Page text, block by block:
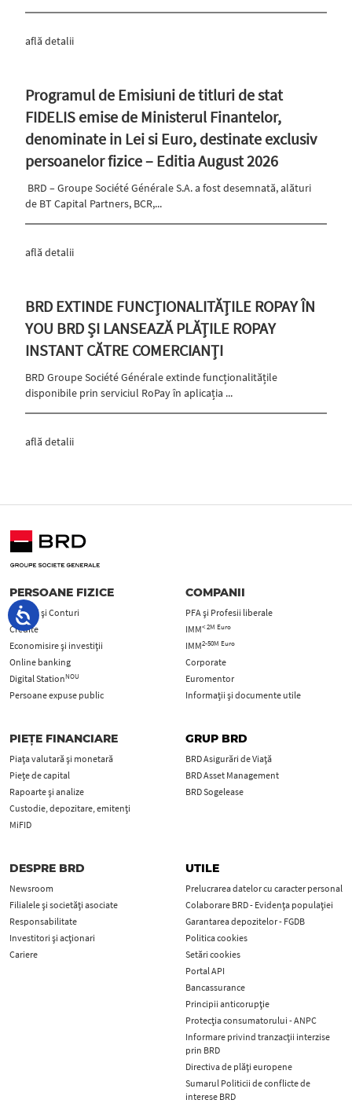
află detalii
Programul de Emisiuni de titluri de stat
FIDELIS emise de Ministerul Finantelor,
denominate in Lei si Euro, destinate exclusiv
persoanelor fizice – Editia August 2026
BRD – Groupe Société Générale S.A. a fost desemnată, alături
de BT Capital Partners, BCR,...
află detalii
BRD EXTINDE FUNCȚIONALITĂȚILE ROPAY ÎN
YOU BRD ȘI LANSEAZĂ PLĂȚILE ROPAY
INSTANT CĂTRE COMERCIANȚI
BRD Groupe Société Générale extinde funcționalitățile
disponibile prin serviciul RoPay în aplicația ...
află detalii
PERSOANE FIZICE
Carduri şi Conturi
Credite
Economisire și investiții
Online banking
Digital StationNOU
Persoane expuse public
COMPANII
PFA şi Profesii liberale
IMM< 2M Euro
IMM2-50M Euro
Corporate
Euromentor
Informații și documente utile
PIEȚE FINANCIARE
Piața valutară și monetară
Piețe de capital
Rapoarte și analize
Custodie, depozitare, emitenți
MiFID
GRUP BRD
BRD Asigurări de Viață
BRD Asset Management
BRD Sogelease
DESPRE BRD
Newsroom
Filialele și societăți asociate
Responsabilitate
Investitori și acționari
Cariere
UTILE
Prelucrarea datelor cu caracter personal
Colaborare BRD - Evidența populației
Garantarea depozitelor - FGDB
Politica cookies
Setări cookies
Portal API
Bancassurance
Principii anticorupţie
Protecţia consumatorului - ANPC
Informare privind tranzacții interzise
prin BRD
Directiva de plăți europene
Sumarul Politicii de conflicte de
interese BRD